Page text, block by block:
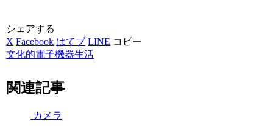
シェアする
X Facebook はてブ LINE コピー
文化的電子機器生活
関連記事
カメラ